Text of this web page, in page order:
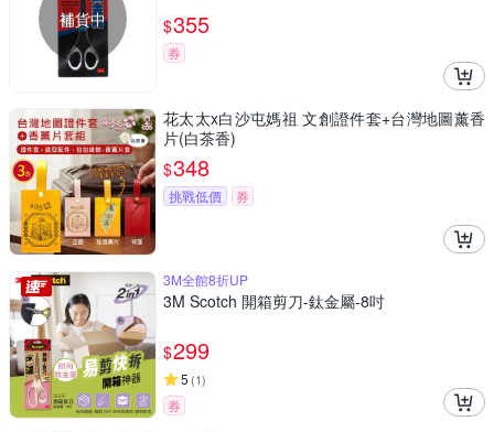
補貨中 $355
券
花太太x白沙屯媽祖 文創證件套+台灣地圖薰香
片(白茶香)
$348
挑戰低價 券
3M全館8折UP
3M Scotch 開箱剪刀-鈦金屬-8吋
$299
5 (1)
券